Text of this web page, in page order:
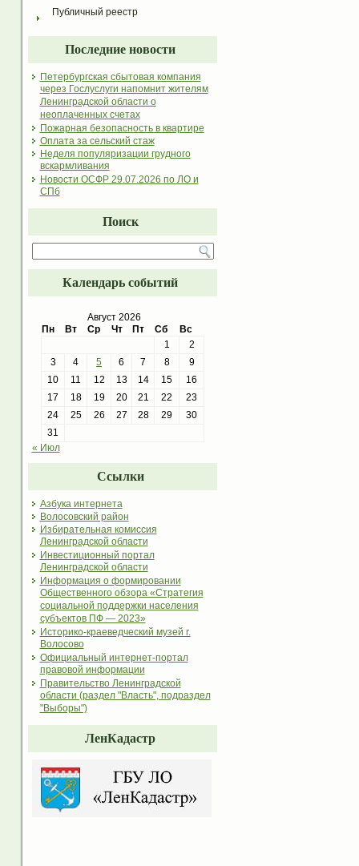
Публичный реестр
Последние новости
Петербургская сбытовая компания
через Гослуслуги напомнит жителям
Ленинградской области о
неоплаченных счетах
Пожарная безопасность в квартире
Оплата за сельский стаж
Неделя популяризации грудного
вскармливания
Новости ОСФР 29.07.2026 по ЛО и
СПб
Поиск
Календарь событий
Август 2026
Пн
Вт Ср Чт Пт Сб
Вс
1
2
3
4 5 6 7 8
9
10
11 12 13 14 15
16
17
18 19 20 21 22
23
24
25 26 27 28 29
30
31
« Июл
Ссылки
Азбука интернета
Волосовский район
Избирательная комиссия
Ленинградской области
Инвестиционный портал
Ленинградской области
Информация о формировании
Общественного обзора «Стратегия
социальной поддержки населения
субъектов ПФ — 2023»
Историко-краеведческий музей г.
Волосово
Официальный интернет-портал
правовой информации
Правительство Ленинградской
области (раздел "Власть", подраздел
"Выборы")
ЛенКадастр